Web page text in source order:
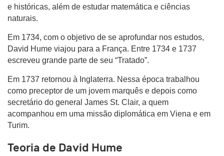
e históricas, além de estudar matemática e ciências
naturais.
Em 1734, com o objetivo de se aprofundar nos estudos,
David Hume viajou para a França. Entre 1734 e 1737
escreveu grande parte de seu “Tratado”.
Em 1737 retornou à Inglaterra. Nessa época trabalhou
como preceptor de um jovem marquês e depois como
secretário do general James St. Clair, a quem
acompanhou em uma missão diplomática em Viena e em
Turim.
Teoria de David Hume